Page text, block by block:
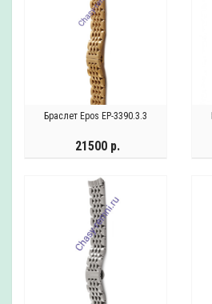
Браслет Epos EP-3390.3.3
21500 р.